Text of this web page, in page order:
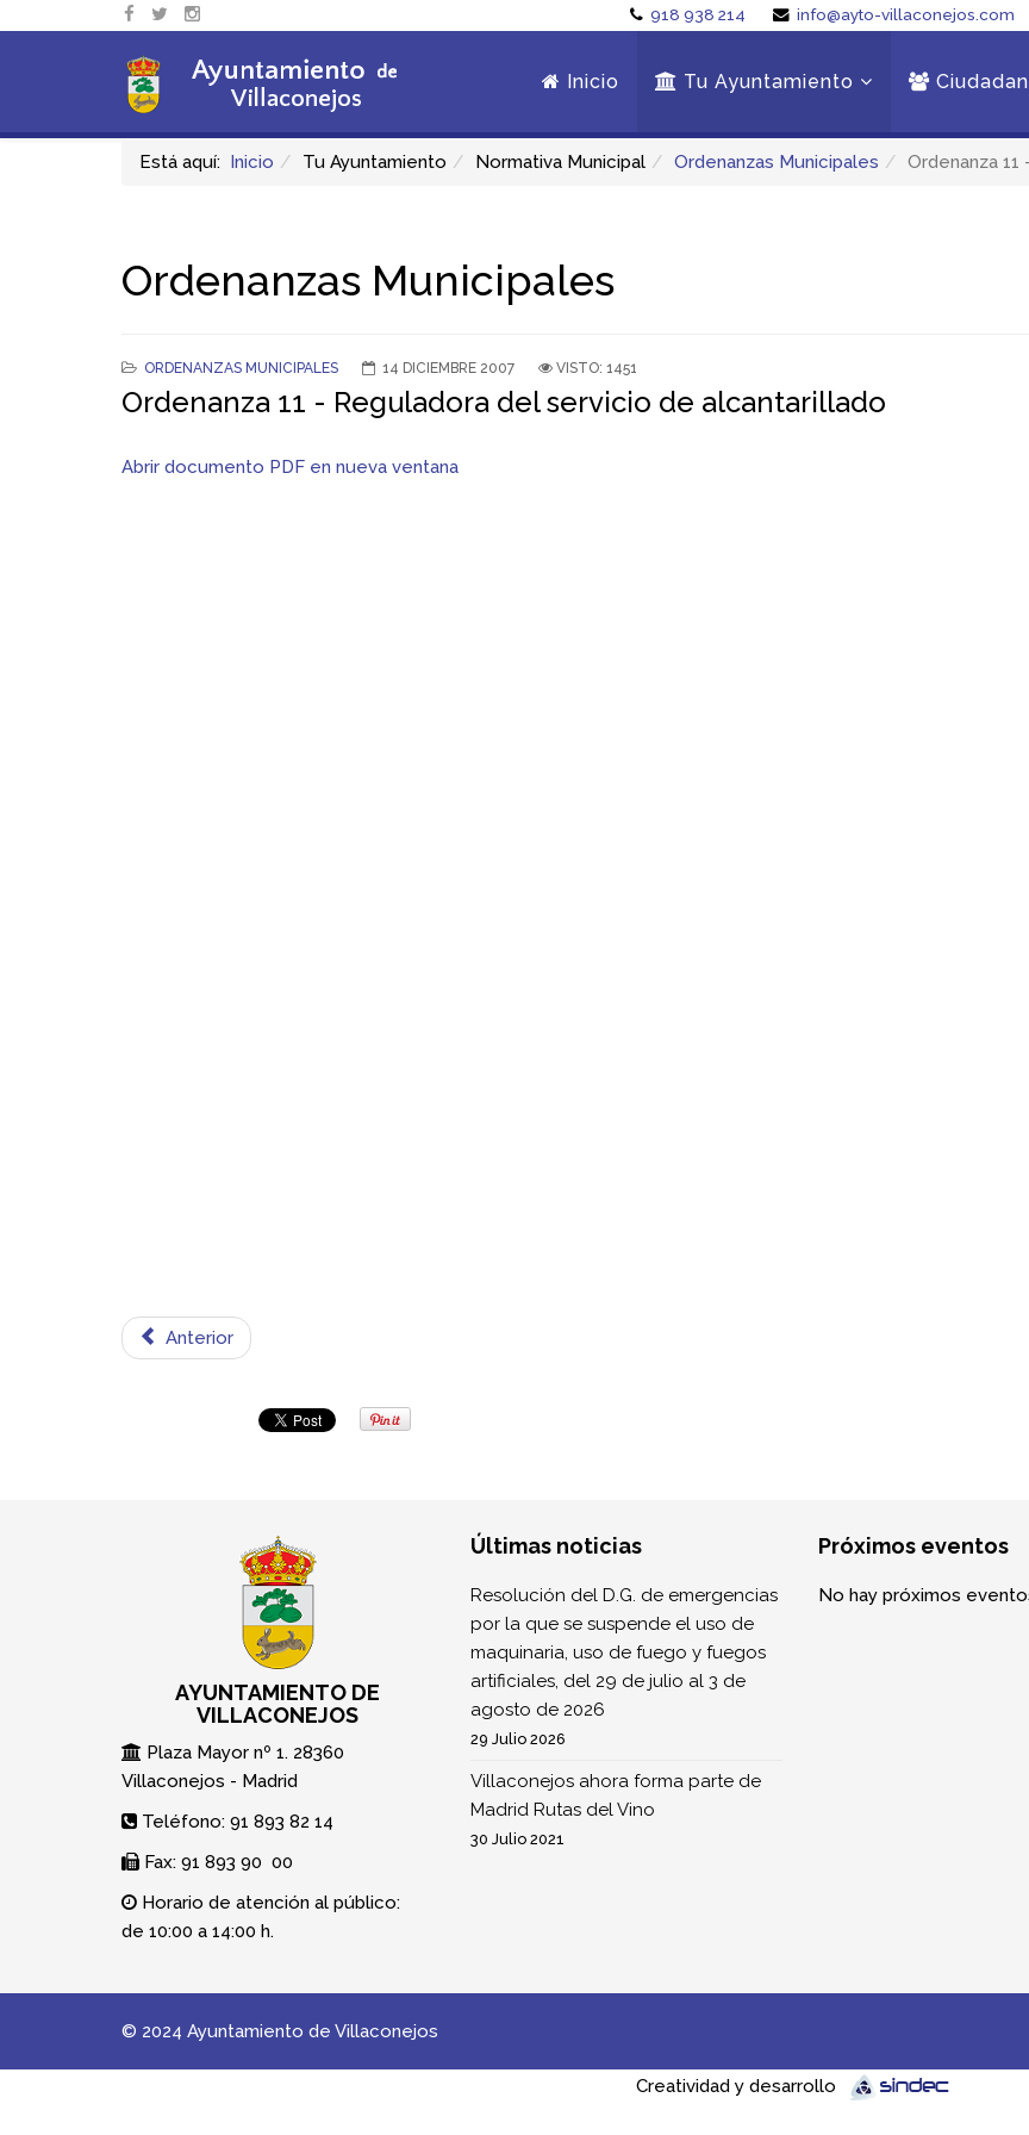
918 938 214 info@ayto-villaconejos.com
Inicio Tu Ayuntamiento
Está aquí: Inicio Tu Ayuntamiento Normativa Municipal Ordenanzas Municipales Ordenanza
Ordenanzas Municipales
ORDENANZAS MUNICIPALES 14 DICIEMBRE 2007 VISTO: 1451
Ordenanza 11 - Reguladora del servicio de alcantarillado
Abrir documento PDF en nueva ventana
Anterior
AYUNTAMIENTO DE
VILLACONEJOS
Plaza Mayor nº 1. 28360
Villaconejos - Madrid
Teléfono: 91 893 82 14
Fax: 91 893 90 00
Horario de atención al público:
de 10:00 a 14:00 h.
Últimas noticias
Resolución del D.G. de emergencias
por la que se suspende el uso de
maquinaria, uso de fuego y fuegos
artificiales, del 29 de julio al 3 de
agosto de 2026
29 Julio 2026
Villaconejos ahora forma parte de
Madrid Rutas del Vino
30 Julio 2021
Próximos eventos
No hay próximos
© 2024 Ayuntamiento de Villaconejos
Creatividad y desarrollo